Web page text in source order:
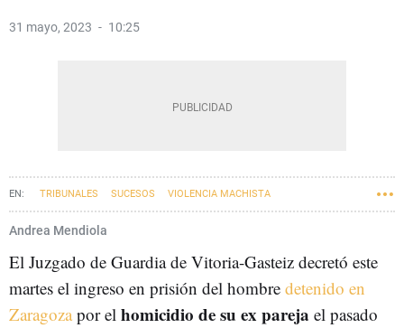
31 mayo, 2023 10:25
TRIBUNALES SUCESOS VIOLENCIA MACHISTA
Andrea Mendiola
El Juzgado de Guardia de Vitoria-Gasteiz decretó este
martes el ingreso en prisión del hombre detenido en
Zaragozapor el homicidio de su ex pareja el pasado